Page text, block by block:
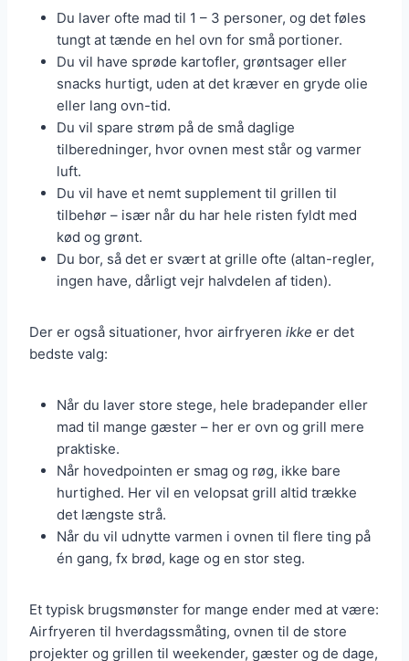
Du laver ofte mad til 1 – 3 personer, og det føles
tungt at tænde en hel ovn for små portioner.
Du vil have sprøde kartofler, grøntsager eller
snacks hurtigt, uden at det kræver en gryde olie
eller lang ovn-tid.
Du vil spare strøm på de små daglige
tilberedninger, hvor ovnen mest står og varmer
luft.
Du vil have et nemt supplement til grillen til
tilbehør – især når du har hele risten fyldt med
kød og grønt.
Du bor, så det er svært at grille ofte (altan-regler,
ingen have, dårligt vejr halvdelen af tiden).
Der er også situationer, hvor airfryeren ikke er det
bedste valg:
Når du laver store stege, hele bradepander eller
mad til mange gæster – her er ovn og grill mere
praktiske.
Når hovedpointen er smag og røg, ikke bare
hurtighed. Her vil en velopsat grill altid trække
det længste strå.
Når du vil udnytte varmen i ovnen til flere ting på
én gang, fx brød, kage og en stor steg.
Et typisk brugsmønster for mange ender med at være:
Airfryeren til hverdagssmåting, ovnen til de store
projekter og grillen til weekender, gæster og de dage,